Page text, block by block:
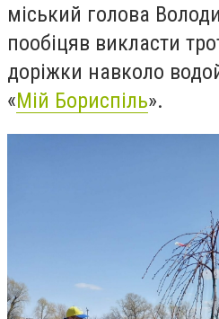
міський голова
пообіцяв викласти
доріжки навколо
«Мій Бориспіль».